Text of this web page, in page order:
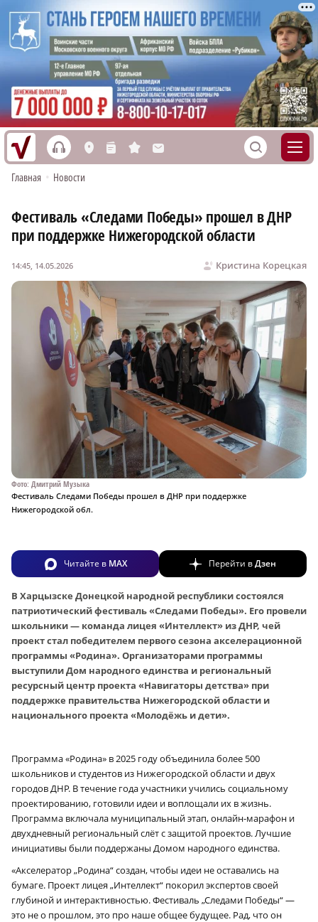
h L n s M S
Главная • Новости
Фестиваль «Следами Победы» прошел в ДНР
при поддержке Нижегородской области
Кристина Корецкая
14:45, 14.05.2026
Фото: Дмитрий Музыка
Фестиваль Следами Победы прошел в ДНР при поддержке
Нижегородской обл.
Читайте в MAX Перейти вДзен
В Харцызске Донецкой народной республики состоялся
патриотический фестиваль «Следами Победы». Его провели
школьники — команда лицея «Интеллект» из ДНР, чей
проект стал победителем первого сезона акселерационной
программы «Родина». Организаторами программы
выступили Дом народного единства и региональный
ресурсный центр проекта «Навигаторы детства» при
поддержке правительства Нижегородской области и
национального проекта «Молодёжь и дети».
Программа «Родина» в 2025 году объединила более 500
школьников и студентов из Нижегородской области и двух
городов ДНР. В течение года участники учились социальному
проектированию, готовили идеи и воплощали их в жизнь.
Программа включала муниципальный этап, онлайн-марафон и
двухдневный региональный слёт с защитой проектов. Лучшие
инициативы были поддержаны Домом народного единства.
«Акселератор „Родина“ создан, чтобы идеи не оставались на
бумаге. Проект лицея „Интеллект“ покорил экспертов своей
глубиной и интерактивностью. Фестиваль „Следами Победы“ —
это не о прошлом, это про наше общее будущее. Рад, что он